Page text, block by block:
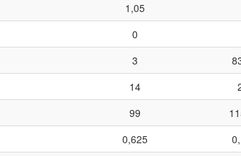
1,05
0
3
14
99
0,625